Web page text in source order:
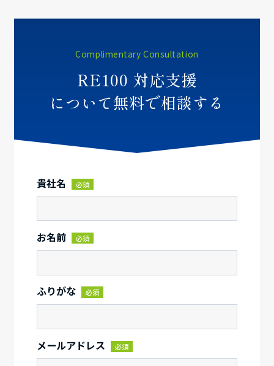
Complimentary Consultation
RE100 対応支援
について無料で相談する
貴社名 必須
お名前 必須
ふりがな 必須
メールアドレス 必須